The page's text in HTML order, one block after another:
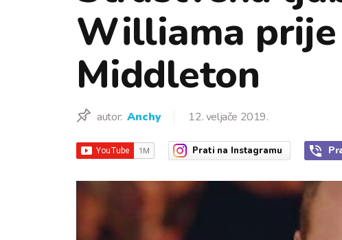
Williama
Middleton
autor: Anchy 12. veljače 2019.
Prati na Instagramu